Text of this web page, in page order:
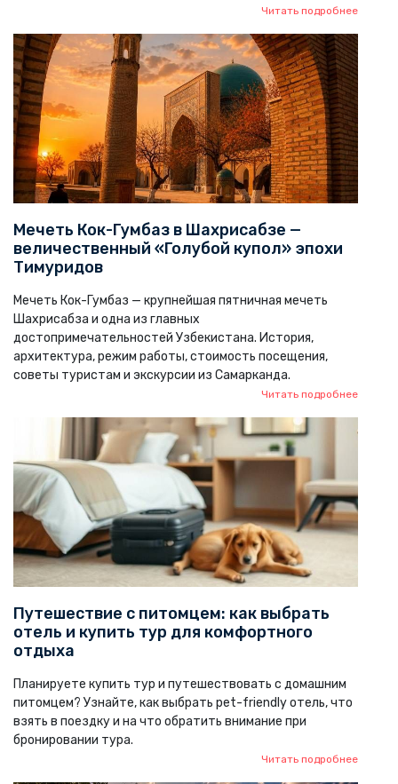
Читать подробнее
Мечеть Кок-Гумбаз в Шахрисабзе —
величественный «Голубой купол» эпохи
Тимуридов
Мечеть Кок-Гумбаз — крупнейшая пятничная мечеть
Шахрисабза и одна из главных
достопримечательностей Узбекистана. История,
архитектура, режим работы, стоимость посещения,
советы туристам и экскурсии из Самарканда.
Читать подробнее
Путешествие с питомцем: как выбрать
отель и купить тур для комфортного
отдыха
Планируете купить тур и путешествовать с домашним
питомцем? Узнайте, как выбрать pet-friendly отель, что
взять в поездку и на что обратить внимание при
бронировании тура.
Читать подробнее